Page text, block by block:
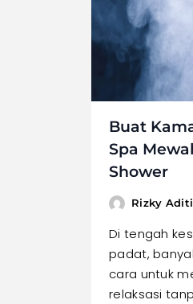
Buat
Spa
Shower
Rizky
Di tengah
padat,
cara untuk
relaksasi